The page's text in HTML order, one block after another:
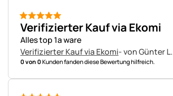
5 von 5
Verifizierter Kauf via Ekomi
Alles top 1a ware
Verifizierter Kauf via Ekomi- von Günter L.
0 von 0Kunden fanden diese Bewertung hilfreich.